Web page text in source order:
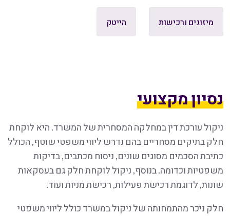
מיזוגים ורכישות הייטק
נסיון מקצועי
ניקול עורכת דין במחלקה המסחרית של המשרד. היא לוקחת
חלק בתיקים מסחריים בהם נדרש ליווי משפטי שוטף, הכולל
כתיבת הסכמים מסוגים שונים, ניסוח מכתבים, בדיקות
משפטיות וכדומה. בנוסף, ניקול לוקחת חלק גם בעסקאות
שונות, לדוגמת רכישת פעילות, רכישת מניות ועוד.
חלק ניכר מהתמחותה של ניקול במשרד כולל ליווי משפטי